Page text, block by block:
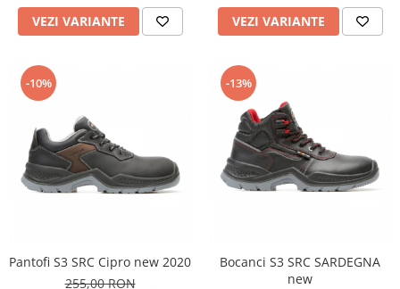
VEZI VARIANTE VEZI VARIANTE
-10%
Pantofi S3 SRC Cipro new 2020
255,00 RON
-13%
Bocanci S3 SRC SARDEGNA
new